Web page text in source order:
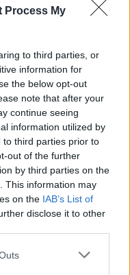
Process My
to third parties, or
information for
the below opt-out
note that after your
continue seeing
information utilized by
to third parties prior to
out of the further
by third parties on the
This information may
on the IAB’s List of
disclose it to other